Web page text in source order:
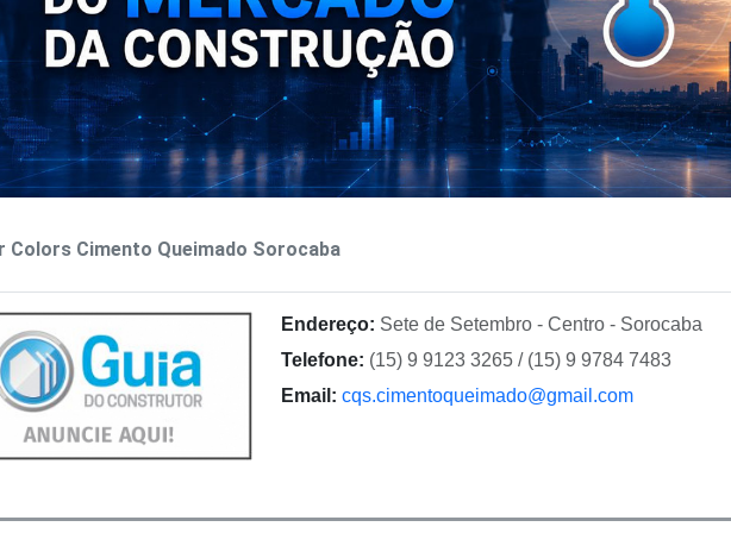
Colors Cimento Queimado Sorocaba
Endereço: Sete de Setembro - Centro - Sorocaba
Telefone: (15) 9 9123 3265 / (15) 9 9784 7483
Email: cqs.cimentoqueimado@gmail.com